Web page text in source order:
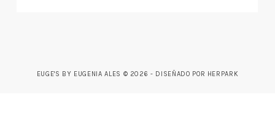
EUGE'S BY EUGENIA ALES © 2026 - DISEÑADO POR HERPARK